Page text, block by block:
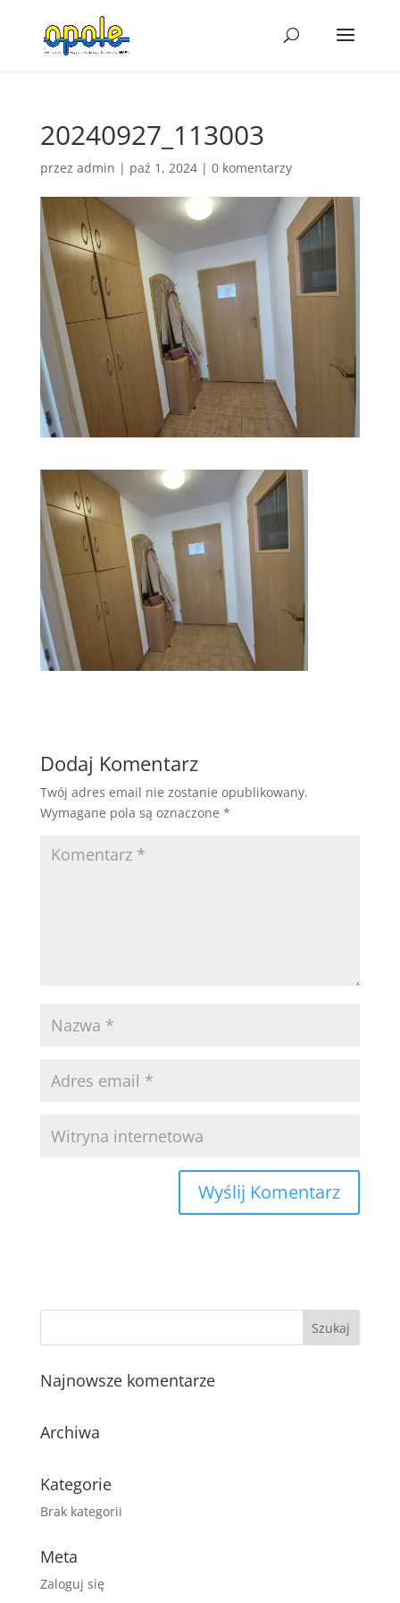
20240927_113003
przez admin | paź 1, 2024| 0 komentarzy
Dodaj Komentarz
Twój adres email nie zostanie opublikowany.
Wymagane pola są oznaczone *
Najnowsze komentarze
Archiwa
Kategorie
Brak kategorii
Meta
Zaloguj się